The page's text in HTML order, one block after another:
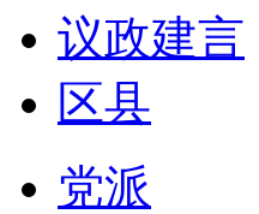
议政建言
区县
党派